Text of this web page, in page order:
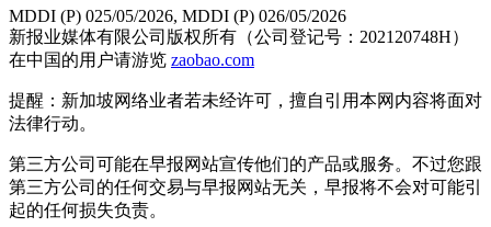
MDDI (P) 025/05/2026, MDDI (P) 026/05/2026
新报业媒体有限公司版权所有（公司登记号：202120748H）
在中国的用户请游览 zaobao.com
提醒：新加坡网络业者若未经许可，擅自引用本网内容将面对
法律行动。
第三方公司可能在早报网站宣传他们的产品或服务。不过您跟
第三方公司的任何交易与早报网站无关，早报将不会对可能引
起的任何损失负责。